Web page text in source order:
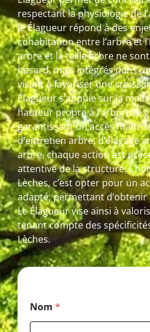
respectant la physiologie de
le Élagueur répond à des
cohabitation entre l’arbre et
arbre et la taille arbre ne
hasard, mais intégrés dans
visant à favoriser une
Élagueur s’appuie sur la
hauteur propre à l’arboriste
garantissant un accès
d’entretien arbre, d’élagage
arbre, chaque action est
attentive de la structure.
Lèches, c’est opter pour un
adapté, permettant
Le Élagueur vise ainsi à
tenant compte des
Lèches.
Nom *